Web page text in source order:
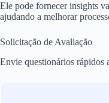
Ele pode fornecer insights
ajudando a melhorar
Solicitação de Avaliação
Envie questionários rápidos